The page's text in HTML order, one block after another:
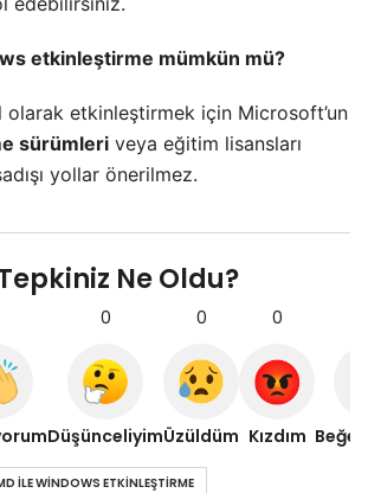
etkinleştirme mümkün mü?
olarak etkinleştirmek için Microsoft’un
sürümleri veya eğitim lisansları
yollar önerilmez.
Ne Oldu?
0
Düşünceliyim
0
Üzüldüm
0
Kızdım
ILE WINDOWS ETKINLEŞTIRME